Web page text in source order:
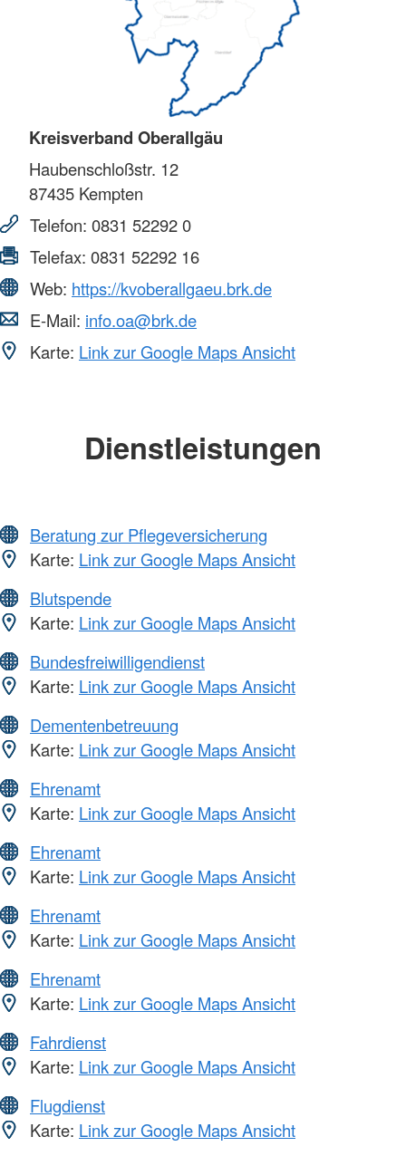
Kreisverband Oberallgäu
Haubenschloßstr. 12
87435 Kempten
Telefon: 0831 52292 0
Telefax: 0831 52292 16
Web: https://kvoberallgaeu.brk.de
E-Mail: info.oa@brk.de
Karte: Link zur Google Maps Ansicht
Dienstleistungen
Beratung zur Pflegeversicherung
Karte: Link zur Google Maps Ansicht
Blutspende
Karte: Link zur Google Maps Ansicht
Bundesfreiwilligendienst
Karte: Link zur Google Maps Ansicht
Dementenbetreuung
Karte: Link zur Google Maps Ansicht
Ehrenamt
Karte: Link zur Google Maps Ansicht
Ehrenamt
Karte: Link zur Google Maps Ansicht
Ehrenamt
Karte: Link zur Google Maps Ansicht
Ehrenamt
Karte: Link zur Google Maps Ansicht
Fahrdienst
Karte: Link zur Google Maps Ansicht
Flugdienst
Karte: Link zur Google Maps Ansicht